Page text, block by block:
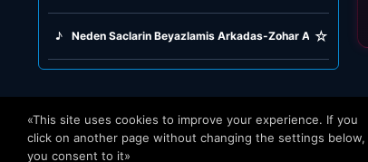
♪ Neden Saclarin Beyazlamis Arkadas-Zohar Argov (1982)
☆
«This site uses cookies to improve your experience. If you
click on another page without changing the settings below,
you consent to it»